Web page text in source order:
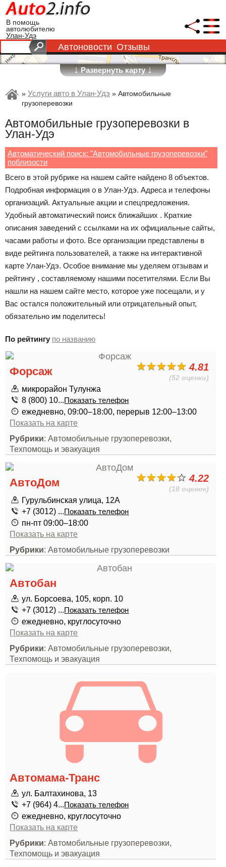
В помощь
автолюбителю
Улан-Удэ
Автоновости Отзывы
↓Развернуть карту↓
» Услуги авто в Улан-Удэ » Автомобильные
грузоперевозки
Автомобильные грузоперевозки в
Улан-Удэ
Автоматический поиск: "Автомобильные грузоперевозки"
поблизости
Всего в этой рубрике на нашем сайте найдено 8 объектов.
Подробная информация о в Улан-Удэ. Адреса и телефоны
организаций. Актуальные акции и спецпредложения.
Удобный автоматический поиск ближайших . Краткие
описания заведений с ссылками на их официальные сайты,
часами работы и фото. Все организации представлены в
виде рейтинга пользователей, а также на интерактивной
карте Улан-Удэ. Особое внимание мы уделяем отзывам и
рейтингу , составляемому нашими посетителями. Если Вы
нашли на нашем сайте место, которое уже посещали, и у
Вас остался положительный или отрицательный опыт,
обязательно им поделитесь!
По рейтингу по названию
4.81
(52 оценки)
Форсаж
микрорайон Тулунжа
8 (800) 10...Показать телефон
ежедневно, 09:00–18:00, перерыв 12:00–13:00
Показать на карте
Рубрики: Автомобильные грузоперевозки,
Техпомощь и эвакуация
4.22
(18 оценок)
АвтоДом
Гурульбинская улица, 12А
+7 (3012) ...Показать телефон
пн-пт 09:00–18:00
Показать на карте
Рубрики: Автомобильные грузоперевозки
Автобан
ул. Борсоева, 105, корп. 10
+7 (3012) ...Показать телефон
ежедневно, круглосуточно
Показать на карте
Рубрики: Автомобильные грузоперевозки,
Техпомощь и эвакуация
Автомама-Транс
ул. Балтахинова, 13
+7 (964) 4...Показать телефон
ежедневно, круглосуточно
Показать на карте
Рубрики: Автомобильные грузоперевозки,
Техпомощь и эвакуация